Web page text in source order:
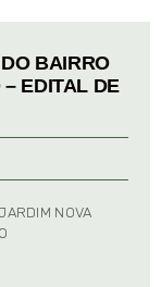
BAIRRO
EDITAL DE
NOVA